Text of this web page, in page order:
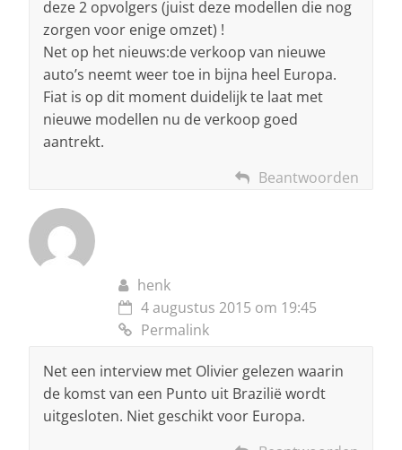
deze 2 opvolgers (juist deze modellen die nog
zorgen voor enige omzet) !
Net op het nieuws:de verkoop van nieuwe
auto’s neemt weer toe in bijna heel Europa.
Fiat is op dit moment duidelijk te laat met
nieuwe modellen nu de verkoop goed
aantrekt.
Beantwoorden
henk
4 augustus 2015 om 19:45
Permalink
Net een interview met Olivier gelezen waarin
de komst van een Punto uit Brazilië wordt
uitgesloten. Niet geschikt voor Europa.